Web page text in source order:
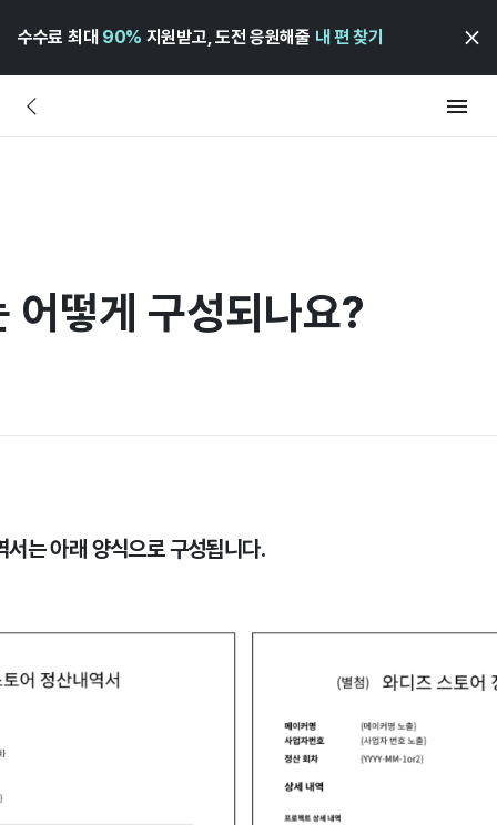
수수료 최대 90% 지원받고, 도전 응원해줄 내 편 찾기
어떻게 구성되나요?
서는 아래 양식으로 구성됩니다.